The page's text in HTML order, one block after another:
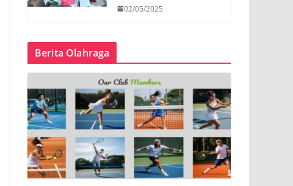
02/05/2025
Berita Olahraga